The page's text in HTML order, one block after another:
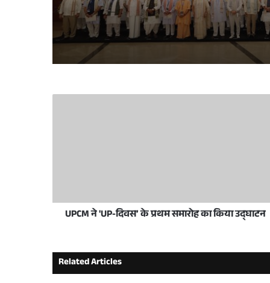
June 11, 2026
May 28, 2026
UPCM ने 'UP-दिवस’ के प्रथम समारोह का किया उद्घाटन
Related Articles